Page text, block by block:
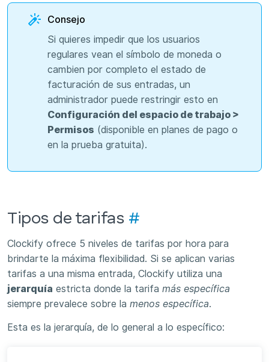
Consejo
Si quieres impedir que los usuarios
regulares vean el símbolo de moneda o
cambien por completo el estado de
facturación de sus entradas, un
administrador puede restringir esto en
Configuración del espacio de trabajo >
Permisos (disponible en planes de pago o
en la prueba gratuita).
Tipos de tarifas #
Clockify ofrece 5 niveles de tarifas por hora para
brindarte la máxima flexibilidad. Si se aplican varias
tarifas a una misma entrada, Clockify utiliza una
jerarquía estricta donde la tarifa más específica
siempre prevalece sobre la menos específica.
Esta es la jerarquía, de lo general a lo específico: